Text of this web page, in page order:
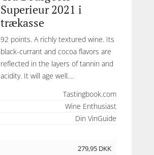
Superieur 2021 i
trækasse
92 points. A richly textured wine. Its
black-currant and cocoa flavors are
reflected in the layers of tannin and
acidity. It will age well....
Tastingbook.com
Wine Enthusiast
Din VinGuide
279,95 DKK